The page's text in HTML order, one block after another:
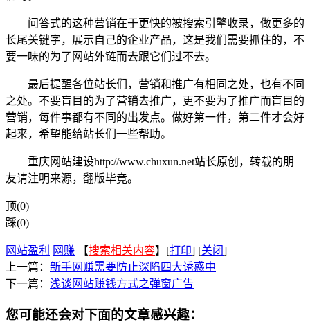
问答式的这种营销在于更快的被搜索引擎收录，做更多的
长尾关键字，展示自己的企业产品，这是我们需要抓住的，不
要一味的为了网站外链而去跟它们过不去。
最后提醒各位站长们，营销和推广有相同之处，也有不同
之处。不要盲目的为了营销去推广，更不要为了推广而盲目的
营销，每件事都有不同的出发点。做好第一件，第二件才会好
起来，希望能给站长们一些帮助。
重庆网站建设http://www.chuxun.net站长原创，转载的朋
友请注明来源，翻版毕竟。
顶(0)
踩(0)
网站盈利 网赚 【搜索相关内容】[打印] [关闭]
上一篇： 新手网赚需要防止深陷四大诱惑中
下一篇： 浅谈网站赚钱方式之弹窗广告
您可能还会对下面的文章感兴趣：